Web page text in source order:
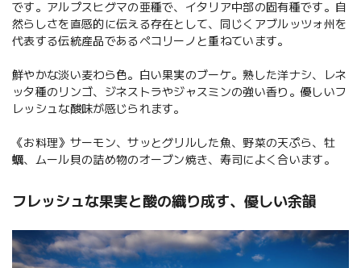
です。アルプスヒグマの亜種で、イタリア中部の固有種です。自
然らしさを直感的に伝える存在として、同じくアブルッツォ州を
代表する伝統産品であるペコリーノと重ねています。
鮮やかな淡い麦わら色。白い果実のブーケ。熟した洋ナシ、レネ
ッタ種のリンゴ、ジネストラやジャスミンの強い香り。優しいフ
レッシュな酸味が感じられます。
《お料理》サーモン、サッとグリルした魚、野菜の天ぷら、牡
蠣、ムール貝の詰め物のオーブン焼き、寿司によく合います。
フレッシュな果実と酸の織り成す、優しい余韻